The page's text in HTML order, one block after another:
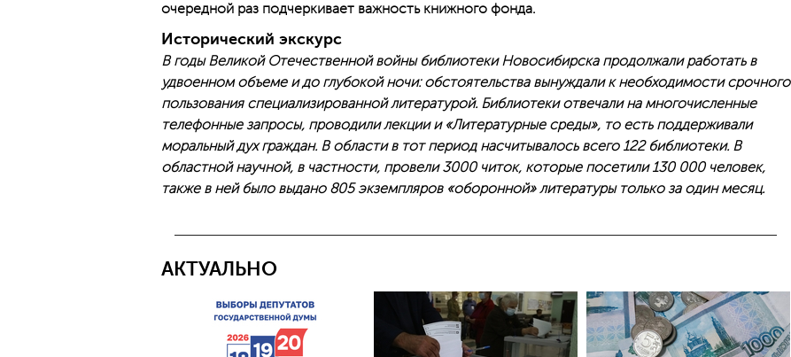
очередной раз подчеркивает важность книжного фонда.
Исторический экскурс
В годы Великой Отечественной войны библио­теки Новосибирска продолжали работать в
удвоенном объеме и до глубокой ночи: обстоятельства вынуждали к необходимости срочного
пользования специализированной литературой. Библиотеки отвечали на многочисленные
телефонные запросы, проводили лекции и «Литературные среды», то есть поддерживали
моральный дух граждан. В области в тот период насчитывалось всего 122 библиотеки. В
областной научной, в частности, провели 3000 читок, которые посетили 130 000 человек,
также в ней было выдано 805 экземпляров «оборонной» литературы только за один месяц.
АКТУАЛЬНО